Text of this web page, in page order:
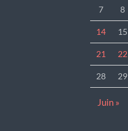
7 8
14 15
21 22
28 29
Juin »